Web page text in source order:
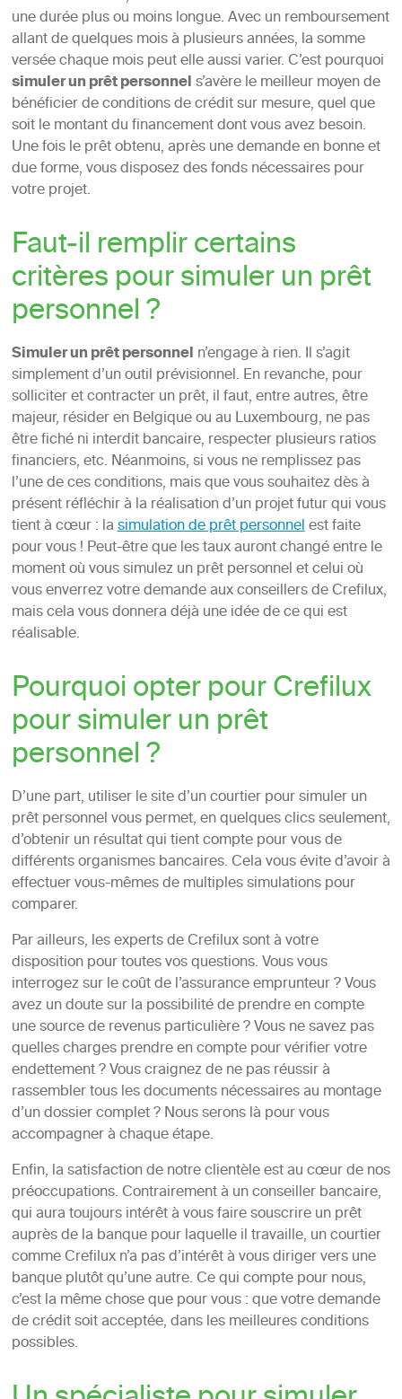
une durée plus ou moins longue. Avec un remboursement
allant de quelques mois à plusieurs années, la somme
versée chaque mois peut elle aussi varier. C’est pourquoi
simuler un prêt personnels’avère le meilleur moyen de
bénéficier de conditions de crédit sur mesure, quel que
soit le montant du financement dont vous avez besoin.
Une fois le prêt obtenu, après une demande en bonne et
due forme, vous disposez des fonds nécessaires pour
votre projet.
Faut-il remplir certains
critères pour simuler un prêt
personnel ?
Simuler un prêt personnel n’engage à rien. Il s’agit
simplement d’un outil prévisionnel. En revanche, pour
solliciter et contracter un prêt, il faut, entre autres, être
majeur, résider en Belgique ou au Luxembourg, ne pas
être fiché ni interdit bancaire, respecter plusieurs ratios
financiers, etc. Néanmoins, si vous ne remplissez pas
l’une de ces conditions, mais que vous souhaitez dès à
présent réfléchir à la réalisation d’un projet futur qui vous
tient à cœur : lasimulation de prêt personnelest faite
pour vous ! Peut-être que les taux auront changé entre le
moment où vous simulez un prêt personnel et celui où
vous enverrez votre demande aux conseillers de Crefilux,
mais cela vous donnera déjà une idée de ce qui est
réalisable.
Pourquoi opter pour Crefilux
pour simuler un prêt
personnel ?
D’une part, utiliser le site d’un courtier pour simuler un
prêt personnel vous permet, en quelques clics seulement,
d’obtenir un résultat qui tient compte pour vous de
différents organismes bancaires. Cela vous évite d’avoir à
effectuer vous-mêmes de multiples simulations pour
comparer.
Par ailleurs, les experts de Crefilux sont à votre
disposition pour toutes vos questions. Vous vous
interrogez sur le coût de l’assurance emprunteur ? Vous
avez un doute sur la possibilité de prendre en compte
une source de revenus particulière ? Vous ne savez pas
quelles charges prendre en compte pour vérifier votre
endettement ? Vous craignez de ne pas réussir à
rassembler tous les documents nécessaires au montage
d’un dossier complet ? Nous serons là pour vous
accompagner à chaque étape.
Enfin, la satisfaction de notre clientèle est au cœur de nos
préoccupations. Contrairement à un conseiller bancaire,
qui aura toujours intérêt à vous faire souscrire un prêt
auprès de la banque pour laquelle il travaille, un courtier
comme Crefilux n’a pas d’intérêt à vous diriger vers une
banque plutôt qu’une autre. Ce qui compte pour nous,
c’est la même chose que pour vous : que votre demande
de crédit soit acceptée, dans les meilleures conditions
possibles.